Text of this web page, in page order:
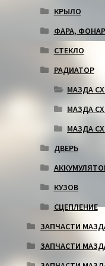
КРЫЛО
ФАРА,
СТЕКЛО
РАДИАТОР
МАЗДА
МАЗДА
МАЗДА
ДВЕРЬ
КУЗОВ
СЦЕПЛЕНИЕ
ЗАПЧАСТИ
ЗАПЧАСТИ